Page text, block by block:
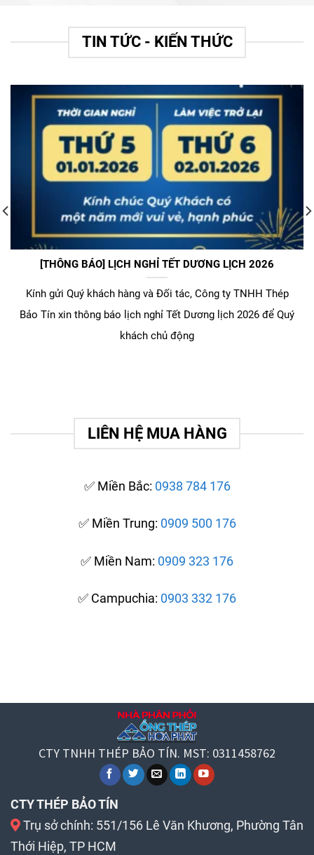
TIN TỨC - KIẾN THỨC
[THÔNG BÁO] LỊCH NGHỈ TẾT DƯƠNG LỊCH 2026
Kính gửi Quý khách hàng và Đối tác, Công ty TNHH Thép
Bảo Tín xin thông báo lịch nghỉ Tết Dương lịch 2026 để Quý
khách chủ động
LIÊN HỆ MUA HÀNG
✅ Miền Bắc: 0938 784 176
✅ Miền Trung: 0909 500 176
✅ Miền Nam: 0909 323 176
✅ Campuchia: 0903 332 176
CTY TNHH THÉP BẢO TÍN. MST: 0311458762
CTY THÉP BẢO TÍN
Trụ sở chính: 551/156 Lê Văn Khương, Phường Tân
Thới Hiệp, TP HCM